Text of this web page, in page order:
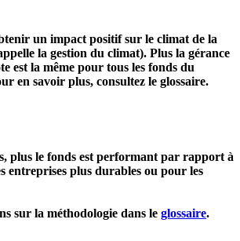
un impact positif sur le climat de la
la gestion du climat). Plus la gérance
est la même pour tous les fonds du
en savoir plus, consultez le glossaire.
plus le fonds est performant par rapport à
entreprises plus durables ou pour les
sur la méthodologie dans le glossaire.